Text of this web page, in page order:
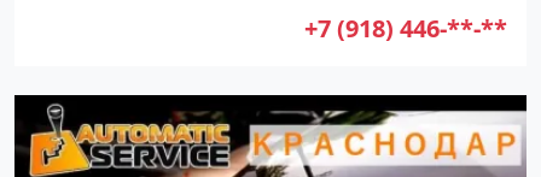
+7 (918) 446-**-**